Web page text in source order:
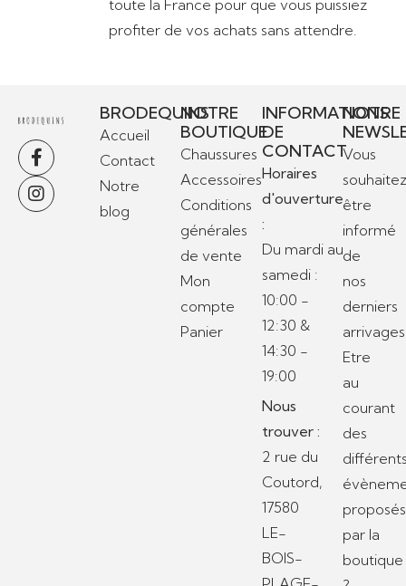
toute la France pour que vous puissiez
profiter de vos achats sans attendre.
BRODEQUINS
Accueil
Contact
Notre
blog
NOTRE
BOUTIQUE
Chaussures
Accessoires
Conditions
générales
de vente
Mon
compte
Panier
INFORMATIONS
DE
CONTACT
Horaires
d'ouverture
:
Du mardi au
samedi :
10:00 -
12:30 &
14:30 -
19:00
Nous
trouver :
2 rue du
Coutord,
17580
LE-
BOIS-
NOTRE
Vous
être
informé
de
nos
derniers
Etre
au
courant
des
proposés
par la
boutique